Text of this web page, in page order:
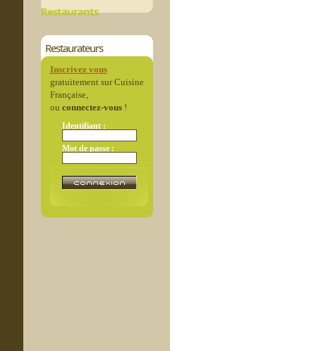
Restaurants
Restaurateurs
Inscrivez vous
gratuitement sur Cuisine
Française,
ou connectez-vous!
Identifiant :
Mot de passe :